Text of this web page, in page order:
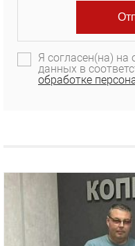
Я согласен(на) на
данных в
обработке